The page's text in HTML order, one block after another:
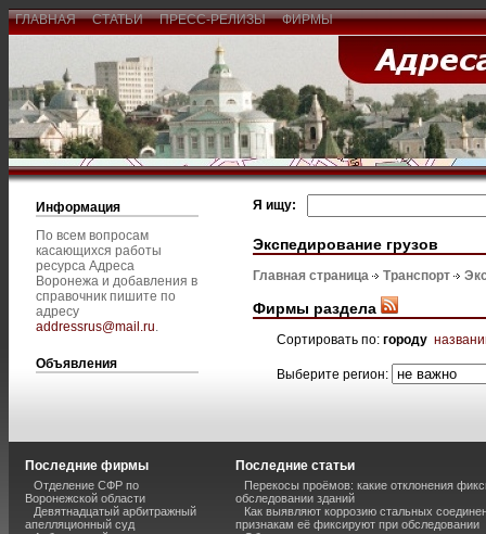
ГЛАВНАЯ СТАТЬИ ПРЕСС-РЕЛИЗЫ ФИРМЫ
Информация
По всем вопросам
касающихся работы
ресурса Адреса
Воронежа и добавления в
справочник пишите по
адресу
addressrus@mail.ru.
Объявления
Я ищу:
Экспедирование грузов
Главная страница Транспорт
Фирмы раздела
Сортировать по: городу
Выберите регион:
Последние фирмы
Отделение СФР по
Воронежской области
Девятнадцатый арбитражный
апелляционный суд
Последние статьи
Перекосы проёмов: какие отклонения
обследовании зданий
Как выявляют коррозию стальных
признакам её фиксируют при обследовании